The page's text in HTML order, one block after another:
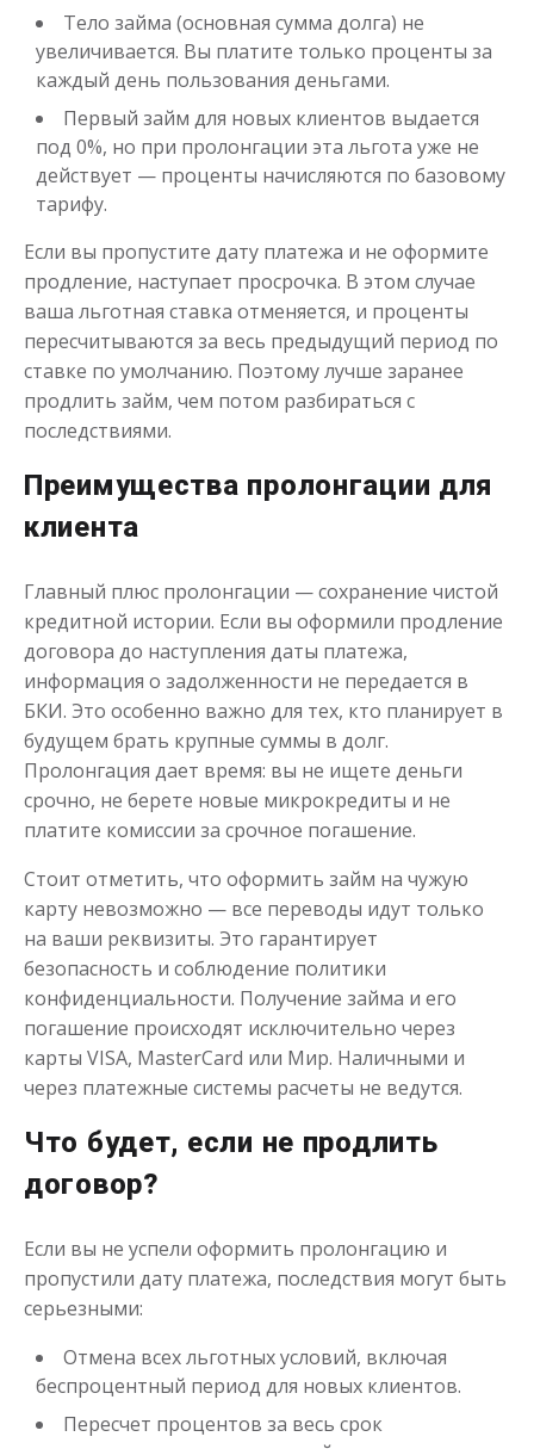
Тело займа (основная сумма долга) не
увеличивается. Вы платите только проценты за
каждый день пользования деньгами.
Первый займ для новых клиентов выдается
под 0%, но при пролонгации эта льгота уже не
действует — проценты начисляются по базовому
тарифу.
Если вы пропустите дату платежа и не оформите
продление, наступает просрочка. В этом случае
ваша льготная ставка отменяется, и проценты
пересчитываются за весь предыдущий период по
ставке по умолчанию. Поэтому лучше заранее
продлить займ, чем потом разбираться с
последствиями.
Преимущества пролонгации для
клиента
Главный плюс пролонгации — сохранение чистой
кредитной истории. Если вы оформили продление
договора до наступления даты платежа,
информация о задолженности не передается в
БКИ. Это особенно важно для тех, кто планирует в
будущем брать крупные суммы в долг.
Пролонгация дает время: вы не ищете деньги
срочно, не берете новые микрокредиты и не
платите комиссии за срочное погашение.
Стоит отметить, что оформить займ на чужую
карту невозможно — все переводы идут только
на ваши реквизиты. Это гарантирует
безопасность и соблюдение политики
конфиденциальности. Получение займа и его
погашение происходят исключительно через
карты VISA, MasterCard или Мир. Наличными и
через платежные системы расчеты не ведутся.
Что будет, если не продлить
договор?
Если вы не успели оформить пролонгацию и
пропустили дату платежа, последствия могут быть
серьезными:
Отмена всех льготных условий, включая
беспроцентный период для новых клиентов.
Пересчет процентов за весь срок